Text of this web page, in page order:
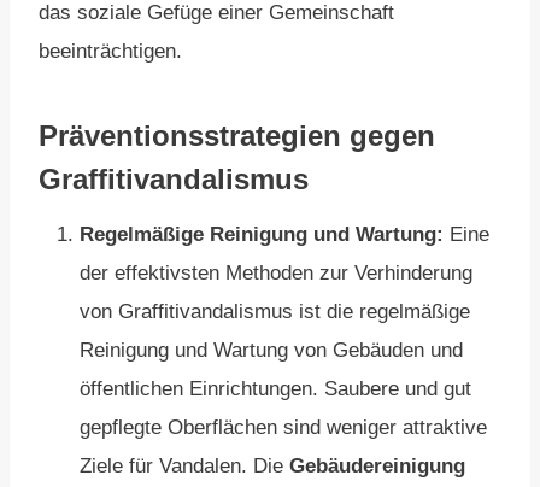
das soziale Gefüge einer Gemeinschaft
beeinträchtigen.
Präventionsstrategien gegen
Graffitivandalismus
Regelmäßige Reinigung und Wartung: Eine
der effektivsten Methoden zur Verhinderung
von Graffitivandalismus ist die regelmäßige
Reinigung und Wartung von Gebäuden und
öffentlichen Einrichtungen. Saubere und gut
gepflegte Oberflächen sind weniger attraktive
Ziele für Vandalen. Die Gebäudereinigung